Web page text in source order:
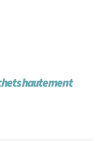
hautement